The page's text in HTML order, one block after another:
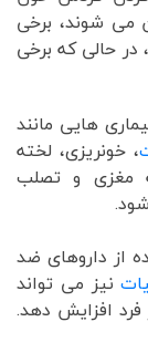
می شوند، برخی
حالی که برخی
هایی مانند
، خونریزی، لخته
مغزی و تصلب
از داروهای ضد
نیز می تواند
فرد افزایش دهد.